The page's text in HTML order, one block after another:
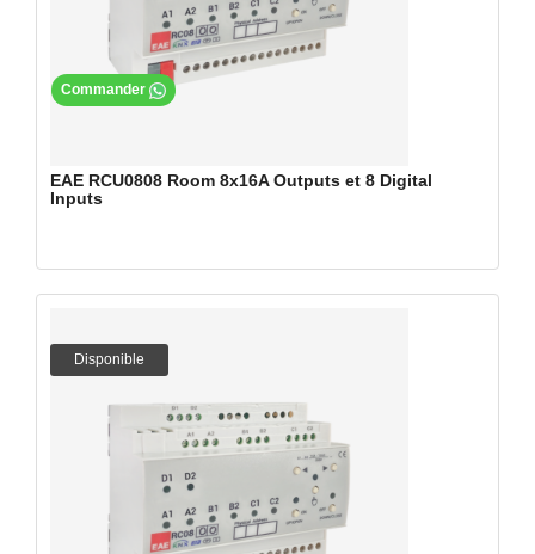
EAE RCU0808 Room 8x16A Outputs et 8 Digital
Inputs
Commander
Disponible